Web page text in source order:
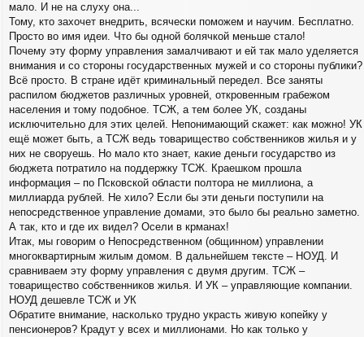
е
мало. И не на слуху она...
Тому, кто захочет внедрить, всячески поможем и научим. Бесплатно.
Просто во имя идеи. Что бы одной болячкой меньше стало!
Почему эту форму управления замалчивают и ей так мало уделяется
внимания и со стороны государственных мужей и со стороны публики?
Всё просто. В стране идёт криминальный передел. Все заняты
распилом бюджетов различных уровней, откровенным грабежом
населения и тому подобное. ТСЖ, а тем более УК, созданы
исключительно для этих целей. Непонимающий скажет: как можно! УК
ещё может быть, а ТСЖ ведь товарищество собственников жилья и у
них не своруешь. Но мало кто знает, какие деньги государство из
бюджета потратило на поддержку ТСЖ. Краешком прошла
информация – по Псковской области полтора не миллиона, а
миллиарда рублей. Не хило? Если бы эти деньги поступили на
непосредственное управление домами, это было бы реально заметно.
А так, кто и где их видел? Осели в крманах!
Итак, мы говорим о Непосредственном (общинном) управлении
многоквартирным жилым домом. В дальнейшем тексте – НОУД. И
сравниваем эту форму управления с двумя другим. ТСЖ –
товарищество собственников жилья. И УК – управляющие компании.
НОУД дешевле ТСЖ и УК
Обратите внимание, насколько трудно украсть живую копейку у
пенсионеров? Крадут у всех и миллионами. Но как только у